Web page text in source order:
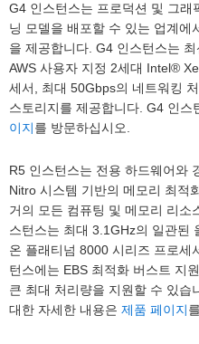
G4 인스턴스는 프로덕션 및 그래
닝 모델을 배포할 수 있는 업계에
을 제공합니다. G4 인스턴스는
AWS 사용자 지정 2세대 Intel®
세서, 최대 50Gbps의 네트워킹
스토리지를 제공합니다. G4 인스
이지를 방문하십시오.
R5 인스턴스는 전용 하드웨어와
Nitro 시스템 기반의 메모리 최적
거의 모든 컴퓨팅 및 메모리 리소
스턴스는 최대 3.1GHz의 일관된
온 플래티넘 8000 시리즈 프로세
턴스에는 EBS 최적화 버스트 지
큰 최대 처리량을 지원할 수 있습
대한 자세한 내용은 제품 페이지